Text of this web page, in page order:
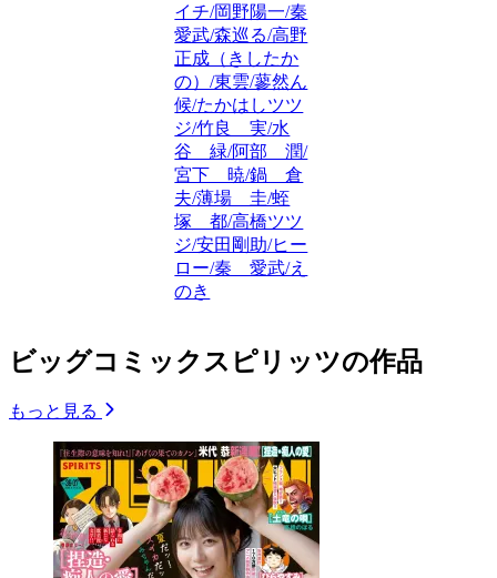
イチ/岡野陽一/秦
愛武/森巡る/高野
正成（きしたか
の）/東雲/蓼然ん
候/たかはしツツ
ジ/竹良 実/水
谷 緑/阿部 潤/
宮下 暁/鍋 倉
夫/薄場 圭/蛭
塚 都/高橋ツツ
ジ/安田剛助/ヒー
ロー/秦 愛武/え
のき
ビッグコミックスピリッツの作品
もっと見る